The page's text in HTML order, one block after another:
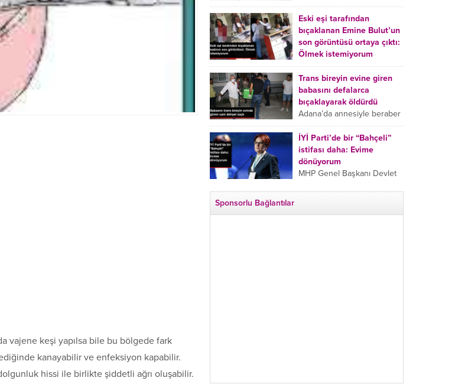
vajene keşi yapılsa bile bu bölgede fark
kanayabilir ve enfeksiyon kapabilir.
hissi ile birlikte şiddetli ağrı oluşabilir.
Çetinkaya, ifadesinde...
Kanser tedavisi gören ünlü
oyuncu Canan Ergüder,
hastalık sürecini anlattı:
Meme kanserine yakalanan
ünlü oyuncu Canan Ergüder
aklıma ilk ölümün...
Eski eşi tarafından
bıçaklanan Emine Bulut’un
son görüntüsü ortaya çıktı:
Ölmek istemiyorum
Kırıkkale’de eski eşi
tarafından boğazından
bıçaklanan Emine Bulut’un
“Ben ölmek istemiyorum”
demesi ve yanında bulunan
10 yaşındaki kızının “Anne
lütfen...
Trans bireyin evine giren
babasını defalarca
bıçaklayarak öldürdü
Adana’da annesiyle beraber
takip ettiği babasının trans
bireyin evine girdiği gören
cani, babasını vücudunun
çeşitli yerlerinden
bıçaklayarak öldürdü.
İYİ Parti’de bir “Bahçeli”
istifası daha: Evime
dönüyorum
MHP Genel Başkanı Devlet
Sponsorlu Bağlantılar